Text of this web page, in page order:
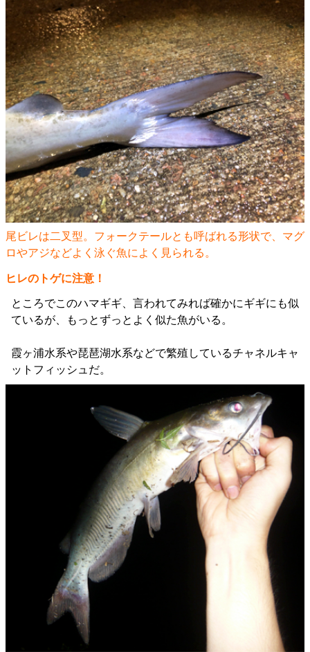
尾ビレは二叉型。フォークテールとも呼ばれる形状で、マグ
ロやアジなどよく泳ぐ魚によく見られる。
ヒレのトゲに注意！
ところでこのハマギギ、言われてみれば確かにギギにも似
ているが、もっとずっとよく似た魚がいる。
霞ヶ浦水系や琵琶湖水系などで繁殖しているチャネルキャ
ットフィッシュだ。